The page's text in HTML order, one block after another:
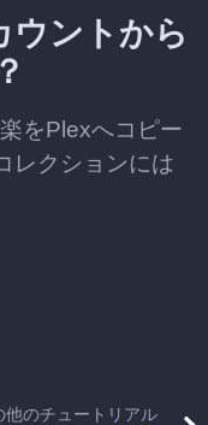
ントから
をPlexへコピー
レクションには
他のチュートリアル